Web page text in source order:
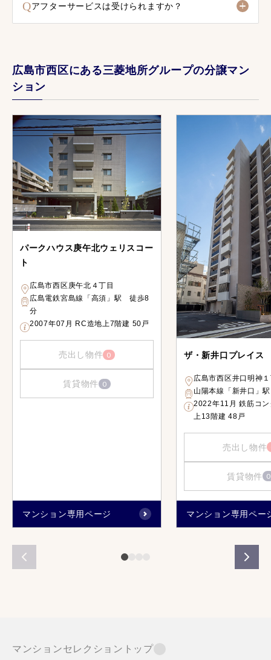
Qアフターサービスは受けられますか？
広島市西区にある三菱地所グループの分譲マン
ション
パークハウス庚午北ウェリスコー
ト
広島市西区庚午北４丁目
広島電鉄宮島線「高須」駅 徒歩8
分
2007年07月 RC造地上7階建 50戸
売出し物件 0
賃貸物件 0
マンション専用ページ
ザ・新井口プレイス
広島市西区井口明神
山陽本線「新井口」
2022年11月 鉄筋コ
上13階建 48戸
売出し物件
賃貸物件 0
マンション専用ペー
マンションセレクショントップ